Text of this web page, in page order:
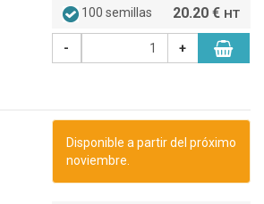
100 semillas 20.20 € HT
- +
Disponible a partir del próximo
noviembre.